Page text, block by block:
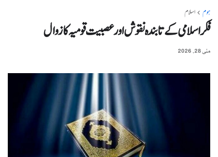
ہوم اسلام
فکر اسلامی کے تابندہ نقوش اور عصبیت قومیہ کا زوال
مئی 28, 2026